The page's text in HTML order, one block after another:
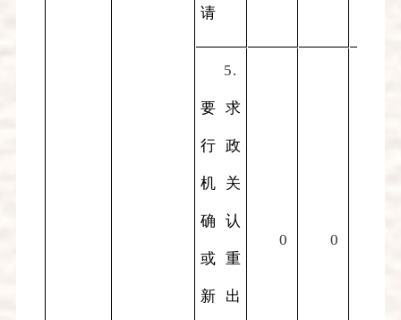
请
5.
要求
行政
机关
确认
或重
新出
0 0